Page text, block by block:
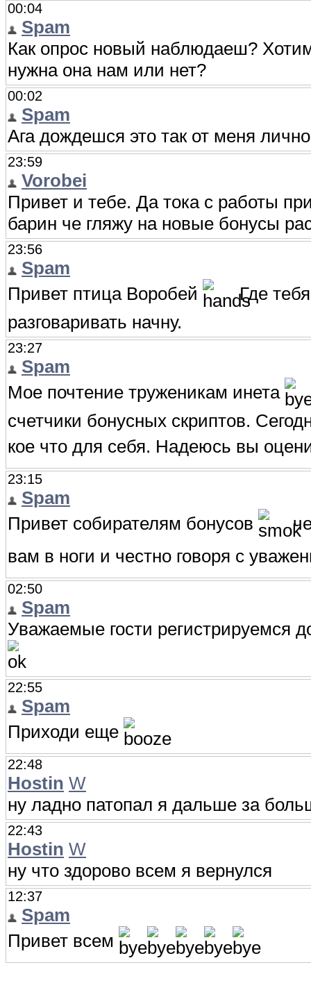
00:04
Spam
Как опрос новый наблюдаеш?
нужна она нам или нет?
00:02
Spam
Ага дождешся это так от меня
23:59
Vorobei
Привет и тебе. Да тока с работы
барин че гляжу на новые бонусы
23:56
Spam
Привет птица Воробей
Где
разговаривать начну.
23:27
Spam
Мое почтение труженикам инета
счетчики бонусных скриптов.
кое что для себя. Надеюсь вы
23:15
Spam
Привет собирателям бонусов
вам в ноги и честно говоря с
02:50
Spam
Уважаемые гости регистрируемся
22:55
Spam
Приходи еще
22:48
Hostin W
ну ладно патопал я дальше за
22:43
Hostin W
ну что здорово всем я вернулся
12:37
Spam
Привет всем